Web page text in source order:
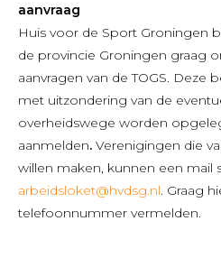
aanvraag
Huis voor de Sport Groningen
de provincie Groningen graag
aanvragen van de TOGS. Deze
met uitzondering van de
overheidswege worden
aanmelden. Verenigingen die
willen maken, kunnen een mail
arbeidsloket@hvdsg.nl . Graag
telefoonnummer vermelden.